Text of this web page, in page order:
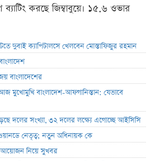
করছে জিম্বাবুয়ে। ১৫.৬ ওভার
দুবাই ক্যাপিটালসে খেলবেন মোস্তাফিজুর রহমান
জয় বাংলাদেশের
মুখোমুখি বাংলাদেশ-আফগানিস্তান: যেভাবে
দলের সংখ্যা, ৩২ দলের লক্ষ্যে এগোচ্ছে আইসিসি
ওয়ানডে নেতৃত্ব; নতুন অধিনায়ক কে
আয়োজন নিয়ে সুখবর